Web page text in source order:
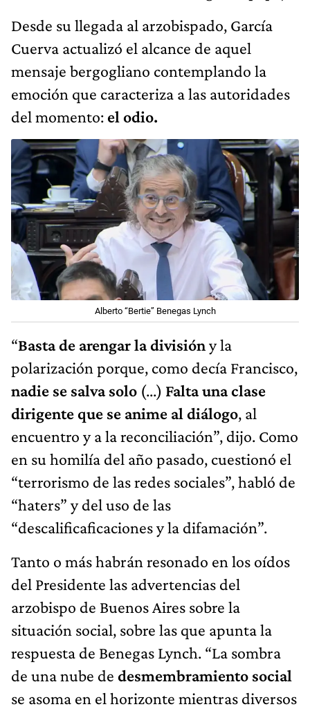
Desde su llegada al arzobispado, García
Cuerva actualizó el alcance de aquel
mensaje bergogliano contemplando la
emoción que caracteriza a las autoridades
del momento: el odio.
Alberto “Bertie” Benegas Lynch
“Basta de arengar la divisióny la
polarización porque, como decía Francisco,
nadie se salva solo (...) Falta una clase
dirigente que se anime al diálogo, al
encuentro y a la reconciliación”, dijo. Como
en su homilía del año pasado, cuestionó el
“terrorismo de las redes sociales”, habló de
“haters” y del uso de las
“descalificaficaciones y la difamación”.
Tanto o más habrán resonado en los oídos
del Presidente las advertencias del
arzobispo de Buenos Aires sobre la
situación social, sobre las que apunta la
respuesta de Benegas Lynch. “La sombra
de una nube de desmembramiento social
se asoma en el horizonte mientras diversos